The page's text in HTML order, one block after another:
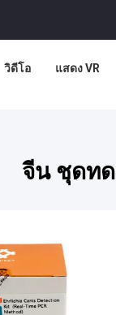
วิดีโอ แสดง VR
จีน ชุดท